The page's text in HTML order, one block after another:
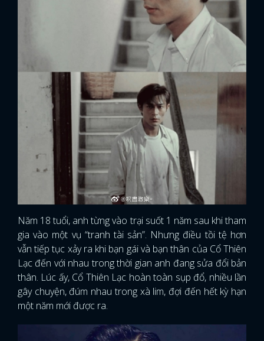
Năm 18 tuổi, anh từng vào trại suốt 1 năm sau khi tham
gia vào một vụ “tranh tài sản”. Nhưng điều tồi tệ hơn
vẫn tiếp tục xảy ra khi bạn gái và bạn thân của Cổ Thiên
Lạc đến với nhau trong thời gian anh đang sửa đổi bản
thân. Lúc ấy, Cổ Thiên Lạc hoàn toàn sụp đổ, nhiều lần
gây chuyện, đúm nhau trong xà lim, đợi đến hết kỳ hạn
một năm mới được ra.